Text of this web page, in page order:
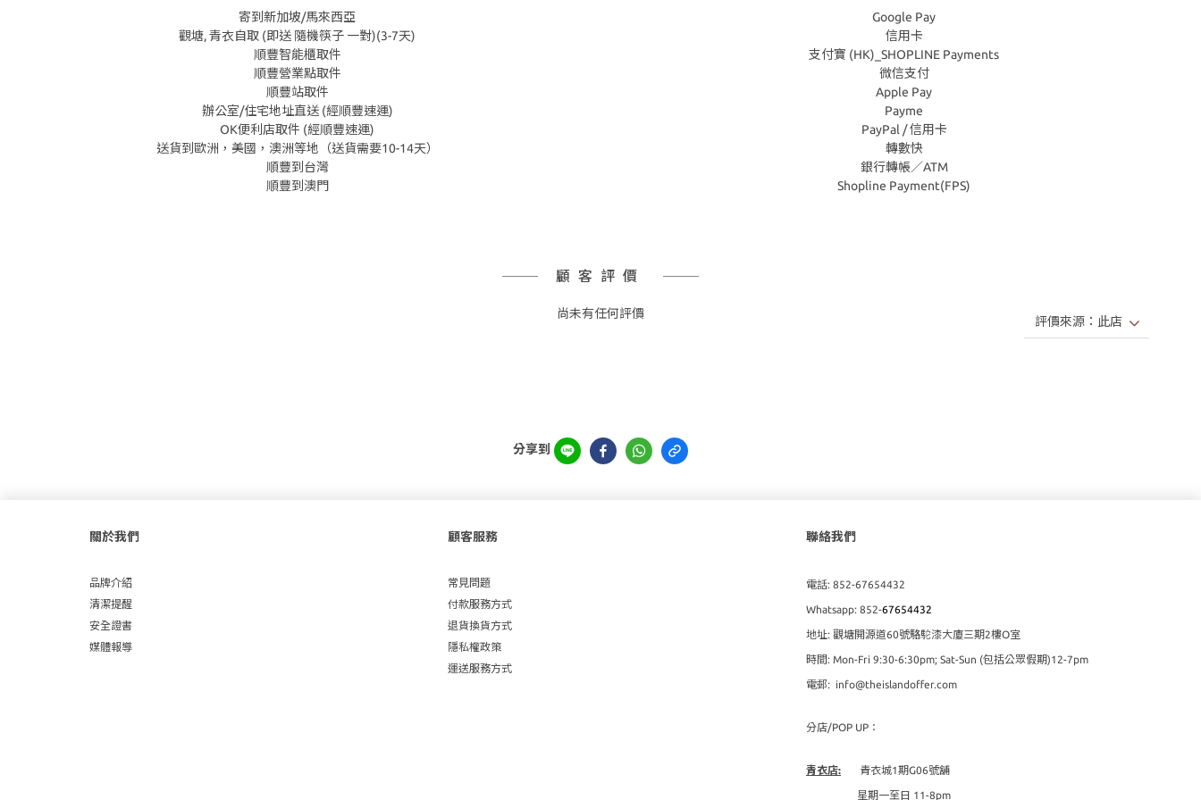
寄到新加坡/馬來西亞
觀塘, 青衣自取 (即送 隨機筷子 一對)(3-7天)
順豐智能櫃取件
順豐營業點取件
順豐站取件
辦公室/住宅地址直送 (經順豐速運)
OK便利店取件 (經順豐速運)
送貨到歐洲，美國，澳洲等地（送貨需要10-14天）
順豐到台灣
順豐到澳門
Google Pay
信用卡
支付寶 (HK)_SHOPLINE Payments
微信支付
Apple Pay
Payme
PayPal / 信用卡
轉數快
銀行轉帳／ATM
Shopline Payment(FPS)
顧客評價
尚未有任何評價
分享到
關於我們
品牌介紹
清潔提醒
安全證書
媒體報導
顧客服務
常見問題
付款服務方式
退貨換貨方式
隱私權政策
運送服務方式
聯絡我們
電話: 852-67654432
Whatsapp: 852-67654432
地址: 觀塘開源道60號駱駝漆大廈三期2樓O室
時間: Mon-Fri 9:30-6:30pm; Sat-Sun (包括公眾假期)12-7pm
電郵: info@theislandoffer.com
分店/POP UP：
青衣店: 青衣城1期G06號舖
星期一至日 11-8pm